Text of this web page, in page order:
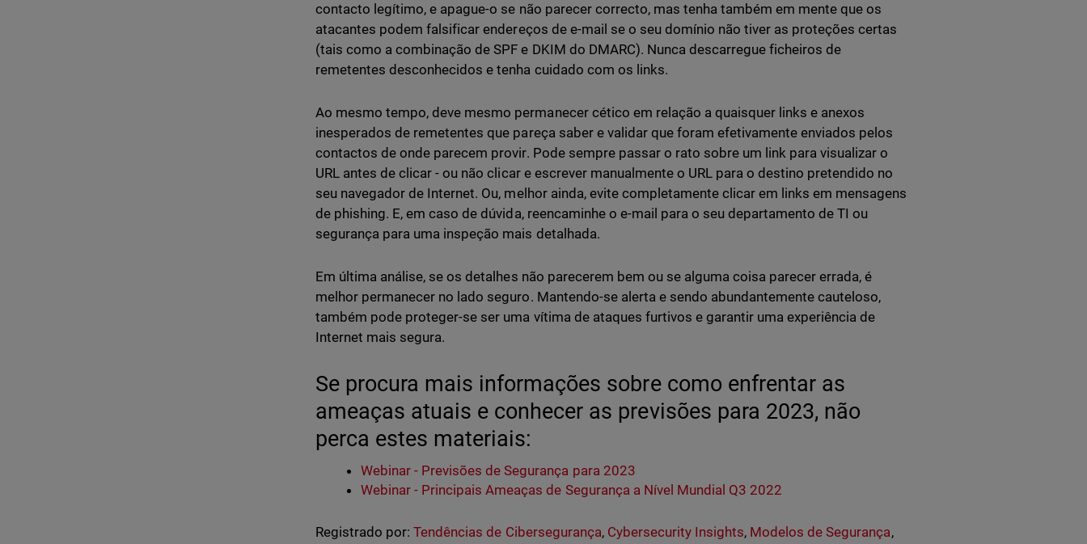
contacto legítimo, e apague-o se não parecer correcto, mas tenha também em mente que os
atacantes podem falsificar endereços de e-mail se o seu domínio não tiver as proteções certas
(tais como a combinação de SPF e DKIM do DMARC). Nunca descarregue ficheiros de
remetentes desconhecidos e tenha cuidado com os links.
Ao mesmo tempo, deve mesmo permanecer cético em relação a quaisquer links e anexos
inesperados de remetentes que pareça saber e validar que foram efetivamente enviados pelos
contactos de onde parecem provir. Pode sempre passar o rato sobre um link para visualizar o
URL antes de clicar - ou não clicar e escrever manualmente o URL para o destino pretendido no
seu navegador de Internet. Ou, melhor ainda, evite completamente clicar em links em mensagens
de phishing. E, em caso de dúvida, reencaminhe o e-mail para o seu departamento de TI ou
segurança para uma inspeção mais detalhada.
Em última análise, se os detalhes não parecerem bem ou se alguma coisa parecer errada, é
melhor permanecer no lado seguro. Mantendo-se alerta e sendo abundantemente cauteloso,
também pode proteger-se ser uma vítima de ataques furtivos e garantir uma experiência de
Internet mais segura.
Se procura mais informações sobre como enfrentar as
ameaças atuais e conhecer as previsões para 2023, não
perca estes materiais:
Webinar - Previsões de Segurança para 2023
Webinar - Principais Ameaças de Segurança a Nível Mundial Q3 2022
Registrado por: Tendências de Cibersegurança, Cybersecurity Insights, Modelos de Segurança,